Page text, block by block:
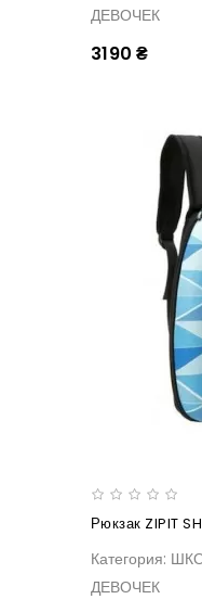
ДЕВОЧЕК
3190 ₴
Рюкзак ZIPIT
Категория:
ДЕВОЧЕК